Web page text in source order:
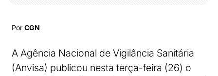
Por CGN
A Agência Nacional de Vigilância Sanitária
(Anvisa) publicou nesta terça-feira (26) o